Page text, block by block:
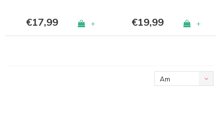
€17,99 + €19,99 +
Am